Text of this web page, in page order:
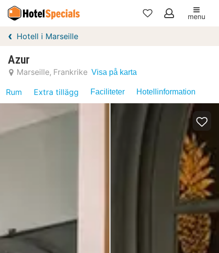
Mina
menu
Hotell i Marseille
Azur
Marseille Frankrike Visa på karta
Rum Extra tillägg Faciliteter Hotellinformation